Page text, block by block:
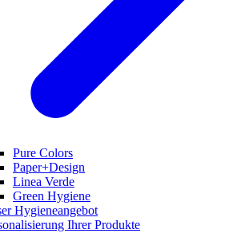
Pure Colors
Paper+Design
Linea Verde
Green Hygiene
Hygieneangebot
Ihrer Produkte